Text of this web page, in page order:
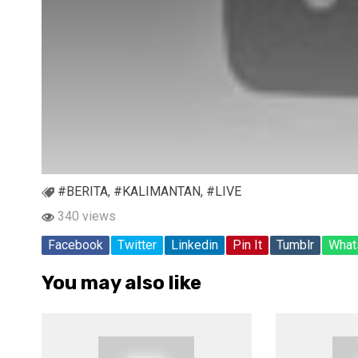
#BERITA, #KALIMANTAN, #LIVE
340 views
Facebook
Twitter Linkedin Pin It Tumblr
You may also like